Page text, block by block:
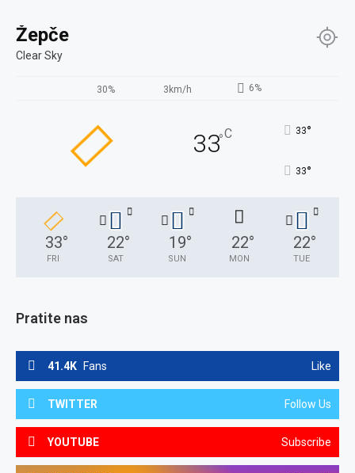
Žepče
Clear Sky
30% 3km/h 6%
33°C 33°
33°
33°
FRI
22°
SAT
19°
SUN
22°
MON
22°
TUE
Pratite nas
41.4K Fans Like
TWITTER Follow Us
YOUTUBE Subscribe